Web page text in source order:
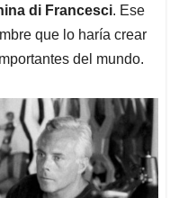
di Francesci. Ese
que lo haría crear
del mundo.